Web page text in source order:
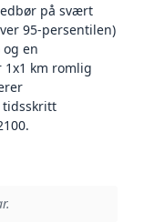
på svært
95-persentilen)
en
km romlig
tidsskritt